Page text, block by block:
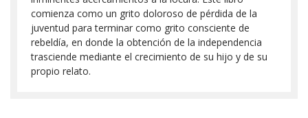
comienza como un grito doloroso de pérdida de la
juventud para terminar como grito consciente de
rebeldía, en donde la obtención de la independencia
trasciende mediante el crecimiento de su hijo y de su
propio relato.